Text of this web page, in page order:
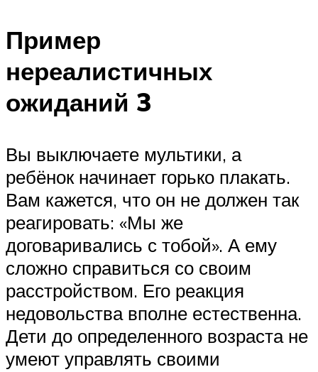
Пример
нереалистичных
ожиданий 3
Вы выключаете мультики, а
ребёнок начинает горько плакать.
Вам кажется, что он не должен так
реагировать: «Мы же
договаривались с тобой». А ему
сложно справиться со своим
расстройством. Его реакция
недовольства вполне естественна.
Дети до определенного возраста не
умеют управлять своими